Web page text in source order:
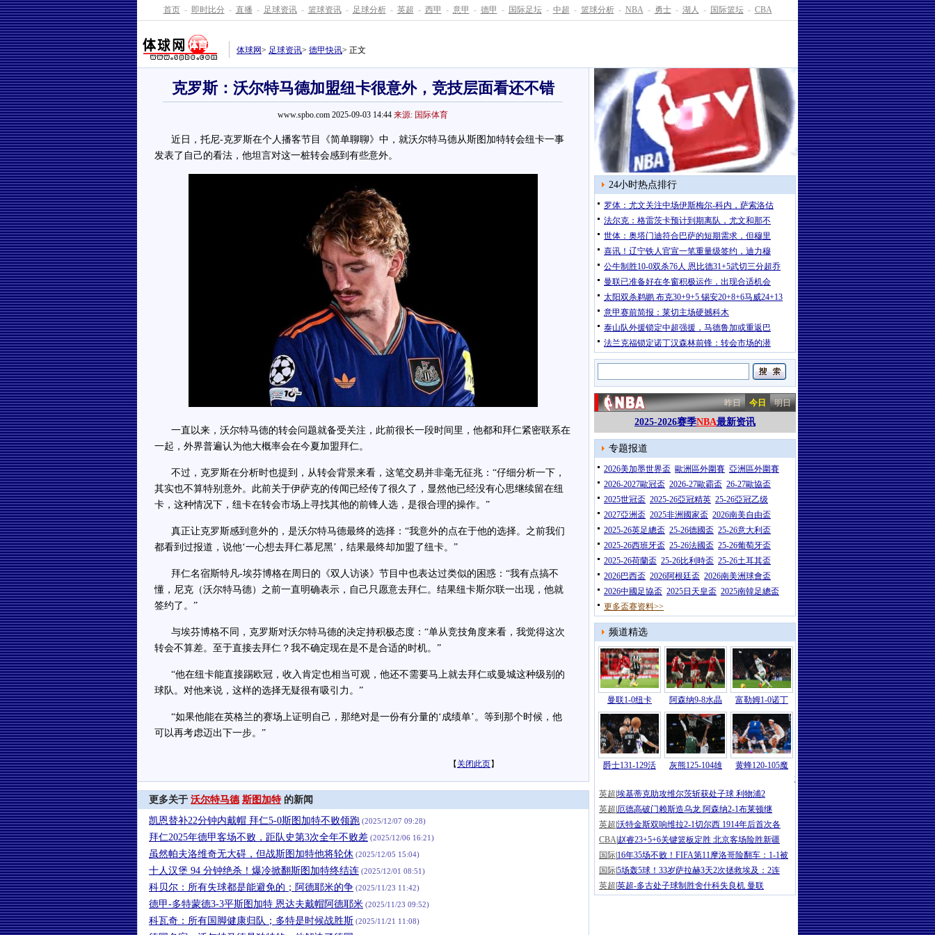
首页 - 即时比分 - 直播 - 足球资讯 - 篮球资讯 - 足球分析 - 英超 - 西甲 - 意甲 - 德甲 - 国际足坛 - 中超 - 篮球分析 - NBA - 勇士 - 湖人 - 国际篮坛 - CBA
体球网> 足球资讯> 德甲快讯> 正文
克罗斯：沃尔特马德加盟纽卡很意外，竞技层面看还不错
www.spbo.com 2025-09-03 14:44 来源: 国际体育
近日，托尼-克罗斯在个人播客节目《简单聊聊》中，就沃尔特马德从斯图加特转会纽卡一事
发表了自己的看法，他坦言对这一桩转会感到有些意外。
一直以来，沃尔特马德的转会问题就备受关注，此前很长一段时间里，他都和拜仁紧密联系在
一起，外界普遍认为他大概率会在今夏加盟拜仁。
不过，克罗斯在分析时也提到，从转会背景来看，这笔交易并非毫无征兆：“仔细分析一下，
其实也不算特别意外。此前关于伊萨克的传闻已经传了很久了，显然他已经没有心思继续留在纽
卡，这种情况下，纽卡在转会市场上寻找其他的前锋人选，是很合理的操作。”
真正让克罗斯感到意外的，是沃尔特马德最终的选择：“我意外的点在于他的选择。之前我们
都看到过报道，说他‘一心想去拜仁慕尼黑’，结果最终却加盟了纽卡。”
拜仁名宿斯特凡-埃芬博格在周日的《双人访谈》节目中也表达过类似的困惑：“我有点搞不
懂，尼克（沃尔特马德）之前一直明确表示，自己只愿意去拜仁。结果纽卡斯尔联一出现，他就
签约了。”
与埃芬博格不同，克罗斯对沃尔特马德的决定持积极态度：“单从竞技角度来看，我觉得这次
转会不算差。至于直接去拜仁？我不确定现在是不是合适的时机。”
“他在纽卡能直接踢欧冠，收入肯定也相当可观，他还不需要马上就去拜仁或曼城这种级别的
球队。对他来说，这样的选择无疑很有吸引力。”
“如果他能在英格兰的赛场上证明自己，那绝对是一份有分量的‘成绩单’。等到那个时候，他
可以再考虑迈出下一步。”
【 关闭此页】
更多关于 沃尔特马德 斯图加特的新闻
凯恩替补22分钟内戴帽 拜仁5-0斯图加特不败领跑 (2025/12/07 09:28)
拜仁2025年德甲客场不败，距队史第3次全年不败差 (2025/12/06 16:21)
虽然帕夫洛维奇无大碍，但战斯图加特他将轮休 (2025/12/05 15:04)
十人汉堡 94 分钟绝杀！爆冷掀翻斯图加特终结连 (2025/12/01 08:51)
科贝尔：所有失球都是能避免的；阿德耶米的争 (2025/11/23 11:42)
德甲-多特蒙德3-3平斯图加特 恩达夫戴帽阿德耶米 (2025/11/23 09:52)
科瓦奇：所有国脚健康归队；多特是时候战胜斯 (2025/11/21 11:08)
24小时热点排行
罗体：尤文关注中场伊斯梅尔-科内，萨索洛估
法尔克：格雷茨卡预计到期离队，尤文和那不
世体：奥塔门迪符合巴萨的短期需求，但穆里
喜讯！辽宁铁人官宣一笔重量级签约，迪力穆
公牛制胜10-0双杀76人 恩比德31+5武切三分超乔
曼联已准备好在冬窗积极运作，出现合适机会
太阳双杀鹈鹕 布克30+9+5 锡安20+8+6马威24+13
意甲赛前简报：莱切主场硬撼科木
泰山队外援锁定中超强援，马德鲁加或重返巴
法兰克福锁定诺丁汉森林前锋：转会市场的潜
昨日 今日 明日
2025-2026赛季NBA最新资讯
专题报道
2026美加墨世界盃 歐洲區外圍賽 亞洲區外圍賽
2026-2027歐冠盃 2026-27歐霸盃 26-27歐協盃
2025世冠盃 2025-26亞冠精英 25-26亞冠乙级
2027亞洲盃 2025非洲國家盃 2026南美自由盃
2025-26英足總盃 25-26德國盃 25-26意大利盃
2025-26西班牙盃 25-26法國盃 25-26葡萄牙盃
2025-26荷蘭盃 25-26比利時盃 25-26土耳其盃
2026巴西盃 2026阿根廷盃 2026南美洲球會盃
2026中國足協盃 2025日天皇盃 2025南韓足總盃
更多盃赛资料>>
频道精选
曼联1-0纽卡 阿森纳9-8水晶 富勒姆1-0诺丁
爵士131-129活 灰熊125-104雄
黄蜂120-105魔
意甲|卡卢卢破门伊尔迪兹建功 尤文2-
英超 埃基蒂克助攻维尔茨斩获处子球 利物浦2
英超 厄德高破门赖斯造乌龙 阿森纳2-1布莱顿继
英超 沃特金斯双响维拉2-1切尔西 1914年后首次各
CBA 赵睿23+5+6关键篮板定胜 北京客场险胜新疆
国际 16年35场不败！FIFA第11摩洛哥险翻车：1-1被
国际5场轰5球！33岁萨拉赫3天2次拯救埃及：2连
英超 英超-多古处子球制胜舍什科失良机 曼联